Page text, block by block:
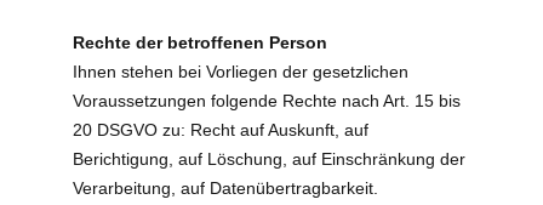
Rechte der betroffenen Person
Ihnen stehen bei Vorliegen der gesetzlichen
Voraussetzungen folgende Rechte nach Art. 15 bis
20 DSGVO zu: Recht auf Auskunft, auf
Berichtigung, auf Löschung, auf Einschränkung der
Verarbeitung, auf Datenübertragbarkeit.